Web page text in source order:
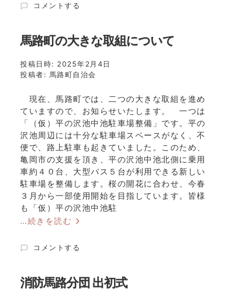
36
版
第
ま
ほ
ば・
亀
か
わ
ひ
が
フ
ォ
ト
コ
ン
テ
ス
ト
選
定！
に
コメントする
馬路町の大きな取組について
投稿日時: 2025年2月4日
投稿者: 馬路町自治会
現在、馬路町では、二つの大きな取組を進め
ていますので、お知らせいたします。 一つは
「（仮）平の沢池中池駐車場整備」です。平の
沢池周辺には十分な駐車場スペースがなく、不
便で、路上駐車も起きていました。このため、
亀岡市の支援を頂き、平の沢池中池北側に乗用
車約４０台、大型バス５台が利用できる新しい
駐車場を整備します。桜の開花に合わせ、今春
３月から一部使用開始を目指しています。皆様
も「仮）平の沢池中池駐
…続きを読む
馬
の
大
コメントする
消防馬路分団 出初式